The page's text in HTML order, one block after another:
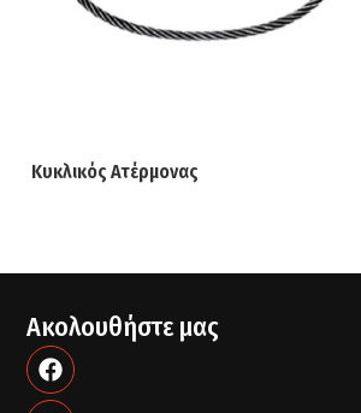
Κυκλικός Ατέρμονας
Ακολουθήστε μας